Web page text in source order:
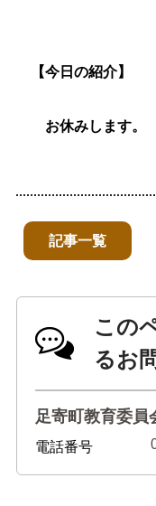
【今日の紹介】
お休みします。
記事一覧
この
るお
足寄町教育委員
電話番号